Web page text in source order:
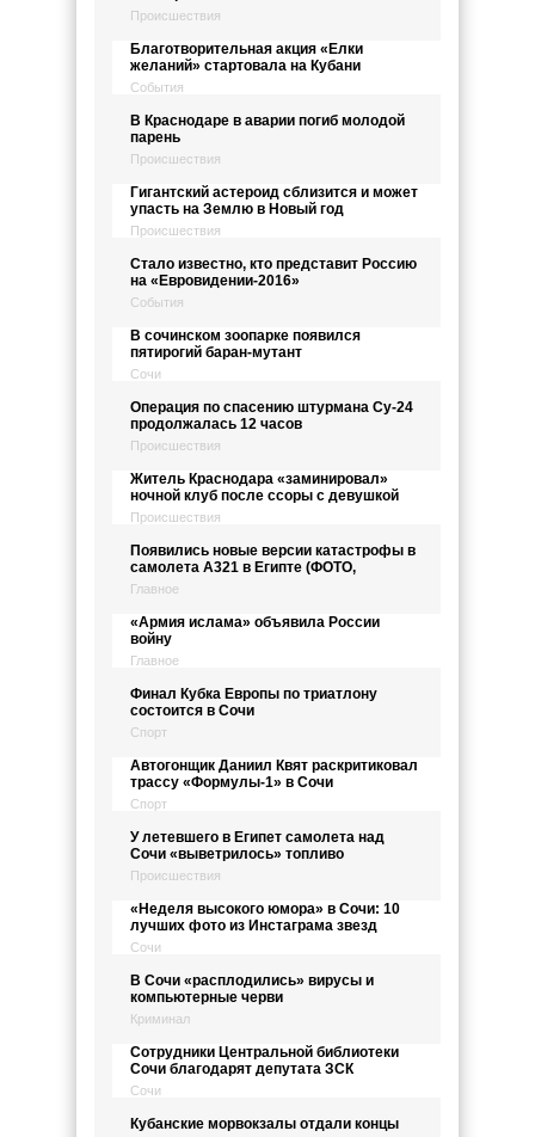
Происшествия
Благотворительная акция «Елки
желаний» стартовала на Кубани
События
В Краснодаре в аварии погиб молодой
парень
Происшествия
Гигантский астероид сблизится и может
упасть на Землю в Новый год
Происшествия
Стало известно, кто представит Россию
на «Евровидении-2016»
События
В сочинском зоопарке появился
пятирогий баран-мутант
Сочи
Операция по спасению штурмана Су-24
продолжалась 12 часов
Происшествия
Житель Краснодара «заминировал»
ночной клуб после ссоры с девушкой
Происшествия
Появились новые версии катастрофы в
самолета А321 в Египте (ФОТО,
Главное
«Армия ислама» объявила России
войну
Главное
Финал Кубка Европы по триатлону
состоится в Сочи
Спорт
Автогонщик Даниил Квят раскритиковал
трассу «Формулы-1» в Сочи
Спорт
У летевшего в Египет самолета над
Сочи «выветрилось» топливо
Происшествия
«Неделя высокого юмора» в Сочи: 10
лучших фото из Инстаграма звезд
Сочи
В Сочи «расплодились» вирусы и
компьютерные черви
Криминал
Сотрудники Центральной библиотеки
Сочи благодарят депутата ЗСК
Сочи
Кубанские морвокзалы отдали концы